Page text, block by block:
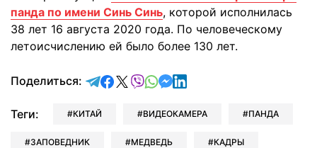
панда по имени Синь Синь, которой исполнилась
38 лет 16 августа 2020 года. По человеческому
летоисчислению ей было более 130 лет.
Поделиться: отправить в Telegram
поделиться в Facebook
поделиться в X
отправить в Viber
отправить в Whatsapp
отправить в Messenger
отправить в LinkedIn
Теги: КИТАЙ ВИДЕОКАМЕРА ПАНДА
ЗАПОВЕДНИК МЕДВЕДЬ КАДРЫ